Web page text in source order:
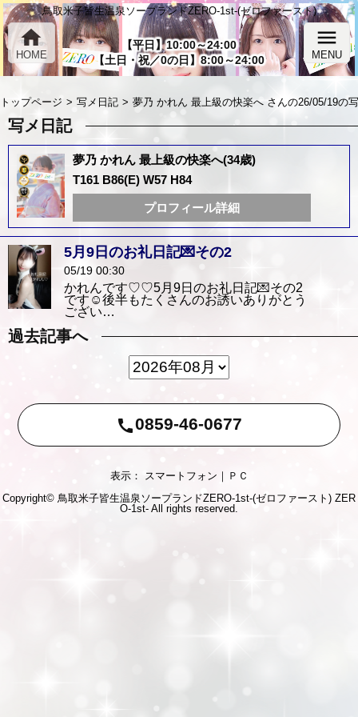
鳥取米子皆生温泉ソープランドZERO-1st-(ゼロファースト)
【平日】10:00～24:00
【土日・祝／0の日】8:00～24:00
home
HOME
menu
MENU
トップページ 写メ日記 夢乃 かれん 最上級の快楽へ さんの26/05/19の
写メ日記
夢乃 かれん 最上級の快楽へ(34歳)
T161 B86(E) W57 H84
プロフィール詳細
5月9日のお礼日記💌その2
05/19 00:30
かれんです♡♡5月9日のお礼日記💌その2
です☺️後半もたくさんのお誘いありがとう
ござい…
過去記事へ
call0859-46-0677
表示： スマートフォン｜ ＰＣ
Copyright© 鳥取米子皆生温泉ソープランドZERO-1st-(ゼロファースト) ZER
O-1st- All rights reserved.